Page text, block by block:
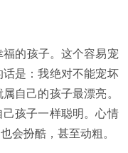
的孩子。这个容易宠
是：我绝对不能宠坏
自己的孩子最漂亮。
孩子一样聪明。心情
会扮酷，甚至动粗。